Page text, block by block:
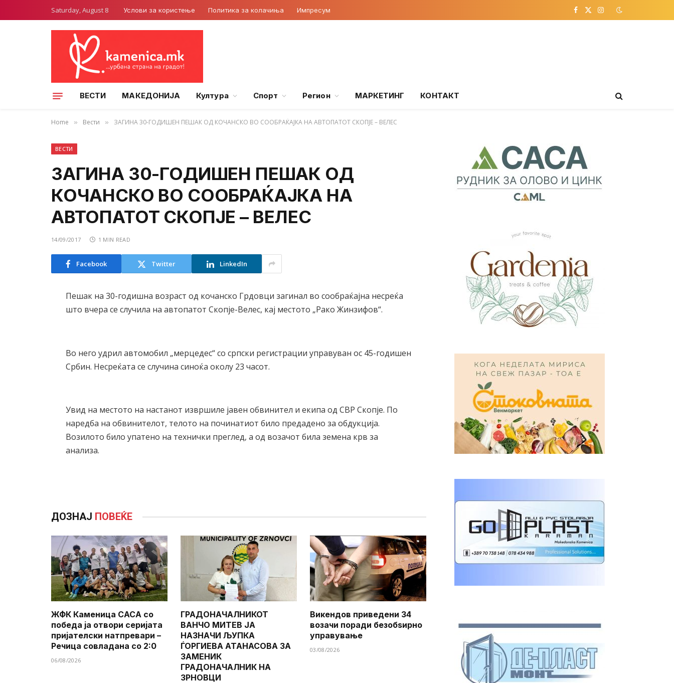
Saturday, August 8 Услови за користење Политика за колачиња Импресум Facebook
X
Instagram
ВЕСТИ МАКЕДОНИЈА Култура Спорт Регион МАРКЕТИНГ КОНТАКТ
Home » Вести » ЗАГИНА 30-ГОДИШЕН ПЕШАК ОД КОЧАНСКО ВО СООБРАЌАЈКА НА АВТОПАТОТ СКОПЈЕ – ВЕЛЕС
ВЕСТИ
ЗАГИНА 30-ГОДИШЕН ПЕШАК ОД
КОЧАНСКО ВО СООБРАЌАЈКА НА
АВТОПАТОТ СКОПЈЕ – ВЕЛЕС
14/09/2017 1 MIN READ
Facebook Twitter LinkedIn
Пешак на 30-годишна возраст од кочанско Грдовци загинал во сообраќајна несреќа
што вчера се случила на автопатот Скопје-Велес, кај местото „Рако Жинзифов“.
Во него удрил автомобил „мерцедес“ со српски регистрации управуван ос 45-годишен
Србин. Несреќата се случина синоќа околу 23 часот.
Увид на местото на настанот извршиле јавен обвинител и екипа од СВР Скопје. По
наредба на обвинителот, телото на починатиот било предадено за обдукција.
Возилото било упатено на технички преглед, а од возачот била земена крв за
анализа.
ДОЗНАЈ ПОВЕЌЕ
ЖФК Каменица САСА со
победа ја отвори серијата
пријателски натпревари –
Речица совладана со 2:0
06/08/2026
ГРАДОНАЧАЛНИКОТ
ВАНЧО МИТЕВ ЈА
НАЗНАЧИ ЉУПКА
ЃОРГИЕВА АТАНАСОВА ЗА
ЗАМЕНИК
ГРАДОНАЧАЛНИК НА
ЗРНОВЦИ
Викендов приведени 34
возачи поради безобѕирно
управување
03/08/2026